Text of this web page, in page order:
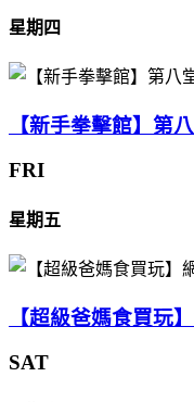
星期四
【新手拳擊館】第
FRI
星期五
【超級爸媽食買玩
SAT